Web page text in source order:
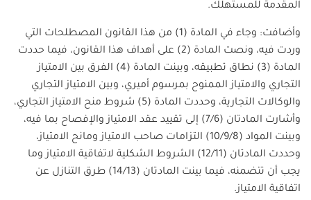
المقدمة للمستهلك.
وأضافت: وجاء في المادة (1) من هذا القانون المصطلحات التي
وردت فيه، ونصت المادة (2) على أهداف هذا القانون، فيما حددت
المادة (3) نطاق تطبيقه، وبينت المادة (4) الفرق بين الامتياز
التجاري والامتياز الممنوح بمرسوم أميري، وبين الامتياز التجاري
والوكالات التجارية، وحددت المادة (5) شروط منح الامتياز التجاري،
وأشارت المادتان (7/6) إلى تقييد عقد الامتياز والإفصاح بما فيه،
وبينت المواد (10/9/8) التزامات صاحب الامتياز ومانح الامتياز،
وحددت المادتان (12/11) الشروط الشكلية لاتفاقية الامتياز وما
يجب أن تتضمنه، فيما بينت المادتان (14/13) طرق التنازل عن
اتفاقية الامتياز.